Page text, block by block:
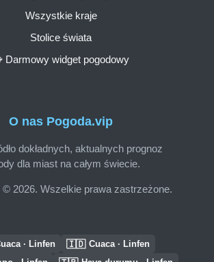
O nas Pogoda.vip
dokładnych, aktualnych prognoz
dla miast na całym świecie.
© 2026. Wszelkie prawa zastrzeżone.
Wszystkie kraje
Stolice świata
Darmowy widget pogodowy
· Linfen 🇮🇩 Cuaca · Linfen